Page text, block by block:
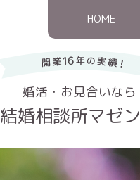
HOME
婚活・お見合いなら
結婚相談所マゼ